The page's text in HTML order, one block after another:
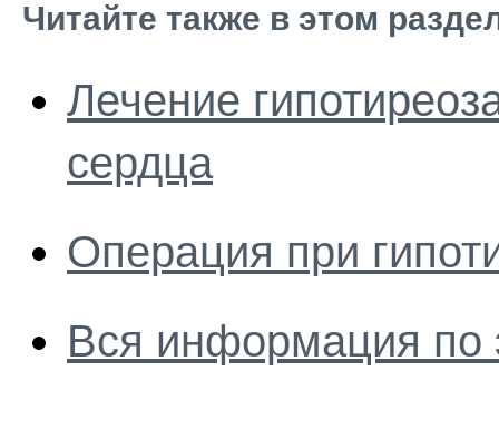
Читайте также в этом
Лечение
сердца
Операция при
Вся информация по